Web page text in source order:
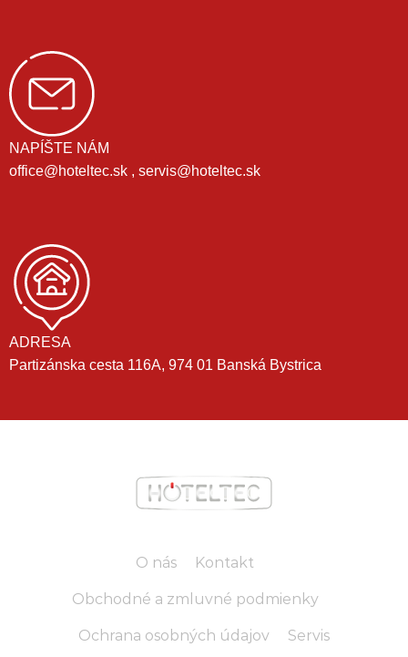
NAPÍŠTE NÁM
office@hoteltec.sk , servis@hoteltec.sk
ADRESA
Partizánska cesta 116A, 974 01 Banská Bystrica
O nás Kontakt
Obchodné a zmluvné podmienky
Ochrana osobných údajov Servis